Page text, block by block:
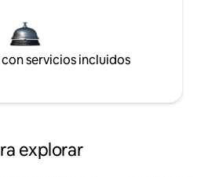
servicios incluidos
explorar